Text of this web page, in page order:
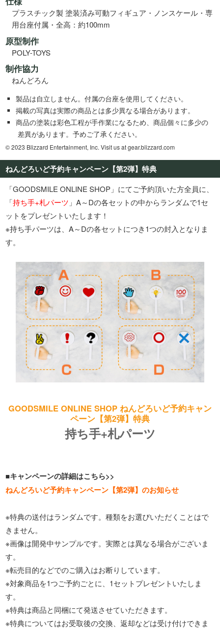
プラスチック製 塗装済み可動フィギュア・ノンスケール・専
用台座付属・全高：約100mm
原型制作
POLY-TOYS
制作協力
ねんどろん
製品は自立しません。付属の台座を使用してください。
掲載の写真は実際の商品とは多少異なる場合があります。
商品の塗装は彩色工程が手作業になるため、商品個々に多少の
差異があります。予めご了承ください。
© 2023 Blizzard Entertainment, Inc. Visit us at gear.blizzard.com
ねんどろいど予約キャンペーン【第2弾】特典
「GOODSMILE ONLINE SHOP」にてご予約頂いた方全員に、
「持ち手+札パーツ 」A～Dの各セットの中からランダムで1セ
ットをプレゼントいたします！
※持ち手パーツは、A～Dの各セットにつき1つの封入となりま
す。
GOODSMILE ONLINE SHOP ねんどろいど予約キャン
ペーン【第2弾】特典
持ち手+札パーツ
■キャンペーンの詳細はこちら>>
ねんどろいど予約キャンペーン【第2弾】のお知らせ
※特典の送付はランダムです。種類をお選びいただくことはで
きません。
※画像は開発中サンプルです。実際とは異なる場合がございま
す。
※転売目的などでのご購入はお断りしています。
※対象商品を1つご予約ごとに、1セットプレゼントいたしま
す。
※特典は商品と同梱にて発送させていただきます。
※特典についてはお受取後の交換、返却などは受け付けできま